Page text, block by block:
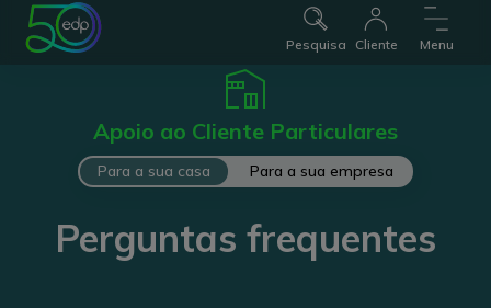
Pesquisa Cliente Menu
Apoio ao Cliente Particulares
Para a sua casa Para a sua empresa
Perguntas frequentes